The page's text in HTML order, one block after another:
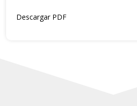
Descargar PDF